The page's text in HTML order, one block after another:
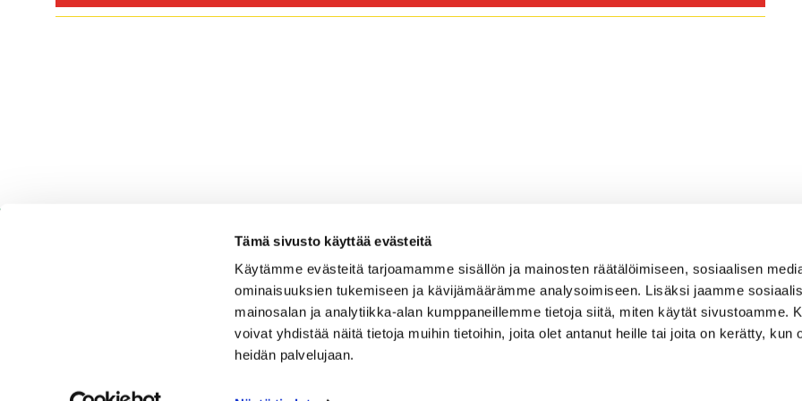
Tämä sivusto käyttää evästeitä
Käytämme evästeitä tarjoamamme sisällön ja mainosten räätälöimiseen, sosiaalisen
ominaisuuksien tukemiseen ja kävijämäärämme analysoimiseen. Lisäksi jaamme
mainosalan ja analytiikka-alan kumppaneillemme tietoja siitä, miten käytät sivustoamme.
voivat yhdistää näitä tietoja muihin tietoihin, joita olet antanut heille tai joita on kerätty, kun
heidän palvelujaan.
Nurmikartanontie 5,02920 Espoo
Katso sijainti kartalla
Caddiemaster
010 501 3100